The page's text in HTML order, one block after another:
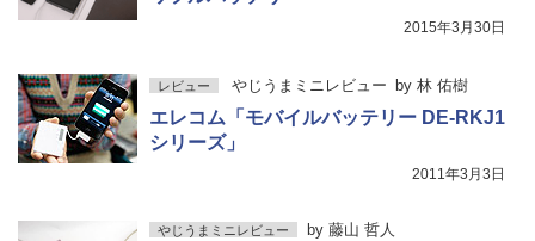
2015年3月30日
レビュー やじうまミニレビュー by 林 佑樹
エレコム「モバイルバッテリー DE-RKJ1
シリーズ」
2011年3月3日
やじうまミニレビュー by 藤山 哲人